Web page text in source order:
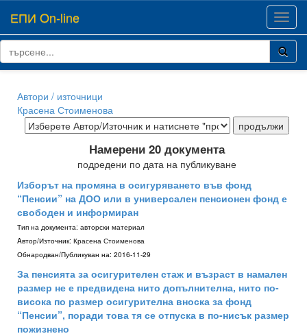
ЕПИ On-line
Автори / източници
Красена Стоименова
Намерени 20 документа
подредени по дата на публикуване
Изборът на промяна в осигуряването във фонд
“Пенсии” на ДОО или в универсален пенсионен фонд е
свободен и информиран
Тип на документа: авторски материал
Aвтор/Източник: Красена Стоименова
Обнародван/Публикуван на: 2016-11-29
За пенсията за осигурителен стаж и възраст в намален
размер не е предвидена нито допълнителна, нито по-
висока по размер осигурителна вноска за фонд
“Пенсии”, поради това тя се отпуска в по-нисък размер
пожизнено